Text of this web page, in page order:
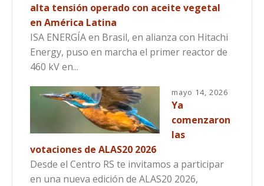
alta tensión operado con aceite vegetal
en América Latina
ISA ENERGÍA en Brasil, en alianza con Hitachi
Energy, puso en marcha el primer reactor de
460 kV en...
mayo 14, 2026
Ya
comenzaron
las
votaciones de ALAS20 2026
Desde el Centro RS te invitamos a participar
en una nueva edición de ALAS20 2026,